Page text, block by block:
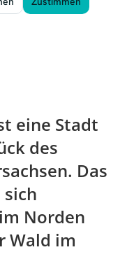
eine Stadt
des
Das
Norden
Wald im